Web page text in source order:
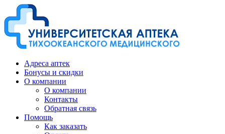
Адреса аптек
Бонусы и скидки
О компании
О компании
Контакты
Обратная связь
Помощь
Как заказать